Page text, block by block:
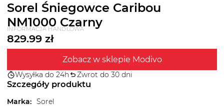
Sorel Śniegowce Caribou
NM1000 Czarny
INFORMACJA HANDLOWA
829.99 zł
Zobacz w sklepie Modivo
Wysyłka do 24h Zwrot do 30 dni
Szczegóły produktu
Marka: Sorel